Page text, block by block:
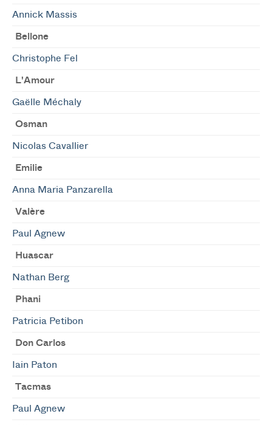
Annick Massis
Bellone
Christophe Fel
L'Amour
Gaëlle Méchaly
Osman
Nicolas Cavallier
Emilie
Anna Maria Panzarella
Valère
Paul Agnew
Huascar
Nathan Berg
Phani
Patricia Petibon
Don Carlos
Iain Paton
Tacmas
Paul Agnew